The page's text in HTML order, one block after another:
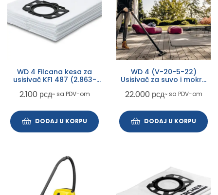
WD 4 Filcana kesa za
usisivač KFI 487 (2.863-
2.100 рсд~ sa PDV-om
DODAJ U KORPU
WD 4 (V-20-5-22)
Usisivač za suvo i mokro
izduvavanjem (1.628-
22.000 рсд~ sa PDV-om
DODAJ U KORPU